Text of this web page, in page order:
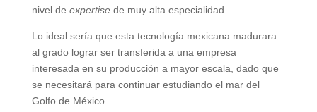
nivel de expertisede muy alta especialidad.
Lo ideal sería que esta tecnología mexicana madurara
al grado lograr ser transferida a una empresa
interesada en su producción a mayor escala, dado que
se necesitará para continuar estudiando el mar del
Golfo de México.